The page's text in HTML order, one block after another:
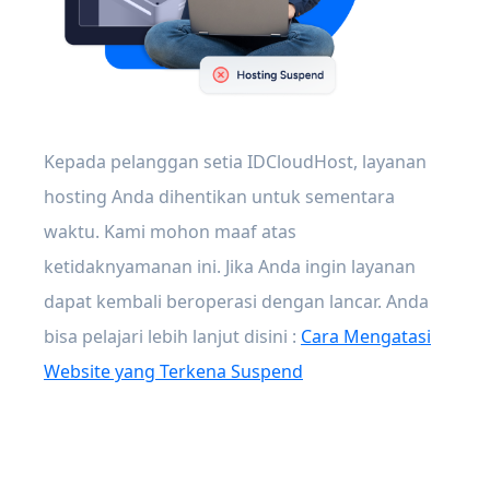
Kepada pelanggan setia IDCloudHost, layanan
hosting Anda dihentikan untuk sementara
waktu. Kami mohon maaf atas
ketidaknyamanan ini. Jika Anda ingin layanan
dapat kembali beroperasi dengan lancar. Anda
bisa pelajari lebih lanjut disini : Cara Mengatasi
Website yang Terkena Suspend